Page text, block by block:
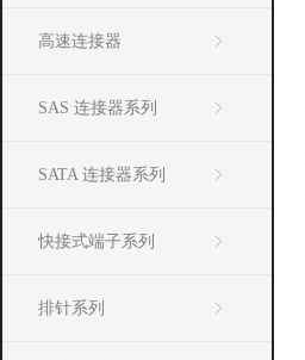
高速连接器
SAS 连接器系列
SATA 连接器系列
快接式端子系列
排针系列